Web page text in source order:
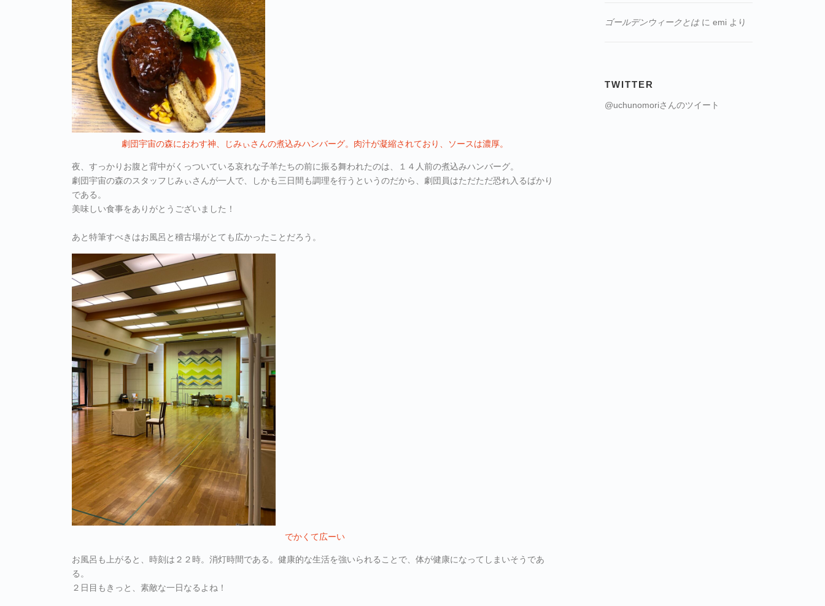
劇団宇宙の森におわす神、じみぃさんの煮込みハンバーグ。肉汁が凝縮されており、ソースは濃厚。
夜、すっかりお腹と背中がくっついている哀れな子羊たちの前に振る舞われたのは、１４人前の煮込みハンバーグ。
劇団宇宙の森のスタッフじみぃさんが一人で、しかも三日間も調理を行うというのだから、劇団員はただただ恐れ入るばかり
である。
美味しい食事をありがとうございました！
あと特筆すべきはお風呂と稽古場がとても広かったことだろう。
でかくて広ーい
お風呂も上がると、時刻は２２時。消灯時間である。健康的な生活を強いられることで、体が健康になってしまいそうであ
る。
２日目もきっと、素敵な一日なるよね！
ゴールデンウィークとはに emi より
TWITTER
@uchunomoriさんのツイート